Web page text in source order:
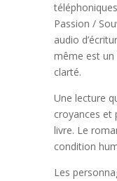
Passion /
audio
même est un
clarté.
Une lecture
croyances et
livre. Le
condition
Les